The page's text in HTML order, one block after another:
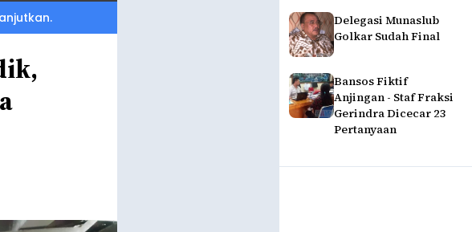
Delegasi Munaslub
Golkar Sudah Final
Bansos Fiktif
Anjingan - Staf Fraksi
Gerindra Dicecar 23
Pertanyaan